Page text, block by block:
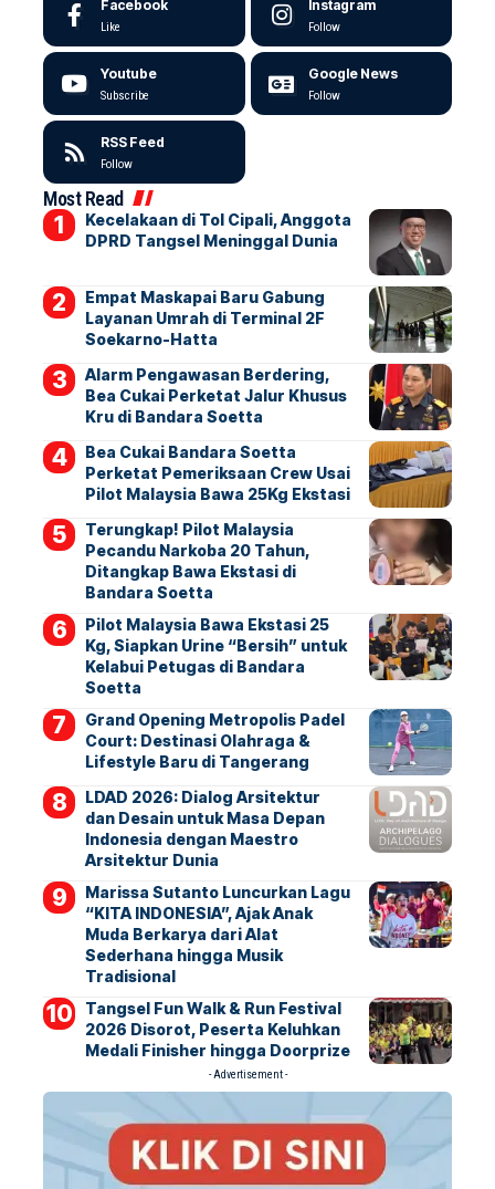
Facebook
Like
Instagram
Follow
Youtube
Subscribe
Google News
Follow
RSS Feed
Follow
Most Read
Kecelakaan di Tol Cipali, Anggota
DPRD Tangsel Meninggal Dunia
Empat Maskapai Baru Gabung
Layanan Umrah di Terminal 2F
Soekarno-Hatta
Alarm Pengawasan Berdering,
Bea Cukai Perketat Jalur Khusus
Kru di Bandara Soetta
Bea Cukai Bandara Soetta
Perketat Pemeriksaan Crew Usai
Pilot Malaysia Bawa 25Kg Ekstasi
Terungkap! Pilot Malaysia
Pecandu Narkoba 20 Tahun,
Ditangkap Bawa Ekstasi di
Bandara Soetta
Pilot Malaysia Bawa Ekstasi 25
Kg, Siapkan Urine “Bersih” untuk
Kelabui Petugas di Bandara
Soetta
Grand Opening Metropolis Padel
Court: Destinasi Olahraga &
Lifestyle Baru di Tangerang
LDAD 2026: Dialog Arsitektur
dan Desain untuk Masa Depan
Indonesia dengan Maestro
Arsitektur Dunia
Marissa Sutanto Luncurkan Lagu
“KITA INDONESIA”, Ajak Anak
Muda Berkarya dari Alat
Sederhana hingga Musik
Tradisional
Tangsel Fun Walk & Run Festival
2026 Disorot, Peserta Keluhkan
Medali Finisher hingga Doorprize
- Advertisement -